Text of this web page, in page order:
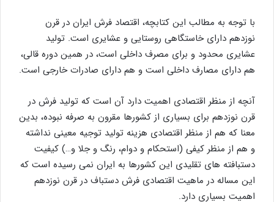
با توجه به مطالب این کتابچه، اقتصاد فرش ایران در قرن
نوزدهم دارای خاستگاهی روستایی و عشایری است. تولید
عشایری محدود و برای مصرف داخلی است، در همین دوره قالی،
هم دارای مصارف داخلی است و هم دارای صادرات خارجی است.
آنچه از منظر اقتصادی اهمیت دارد آن است که تولید فرش در
قرن نوزدهم برای بسیاری از کشورها مقرون به صرفه نبوده، بدین
معنا که هم از منظر اقتصادی هزینه تولید توجیه معینی نداشته
و هم از منظر کیفی (استحکام و دوام، رنگ و جلا و…) کیفیت
دستبافته های تقلیدی این کشورها به ایران نمی رسیده است که
این مساله در ماهیت اقتصادی فرش دستباف در قرن نوزدهم
اهمیت بسیاری دارد.